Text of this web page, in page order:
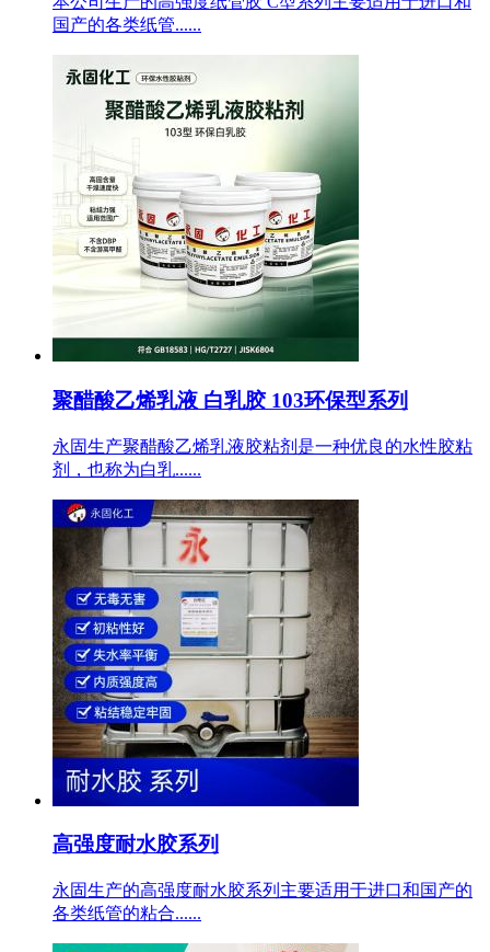
国产的各类纸管......
聚醋酸乙烯乳液 白乳胶 103环保型系列
永固生产聚醋酸乙烯乳液胶粘剂是一种优良的水性胶粘
剂，也称为白乳......
高强度耐水胶系列
永固生产的高强度耐水胶系列主要适用于进口和国产的
各类纸管的粘合......